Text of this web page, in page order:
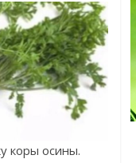
коры осины.